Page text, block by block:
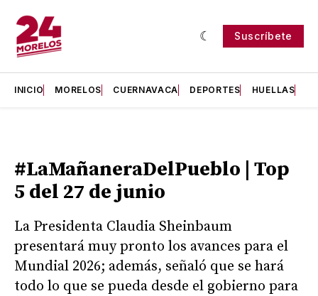
Suscríbete
INICIO MORELOS CUERNAVACA DEPORTES HUELLAS
#LaMañaneraDelPueblo | Top
5 del 27 de junio
La Presidenta Claudia Sheinbaum
presentará muy pronto los avances para el
Mundial 2026; además, señaló que se hará
todo lo que se pueda desde el gobierno para